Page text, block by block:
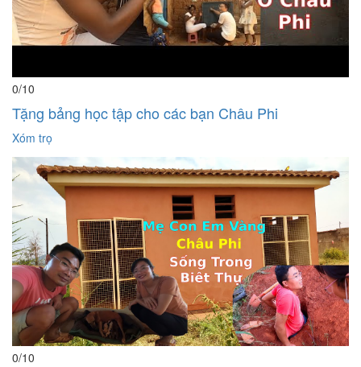
0/10
Tặng bảng học tập cho các bạn Châu Phi
Xóm trọ
0/10